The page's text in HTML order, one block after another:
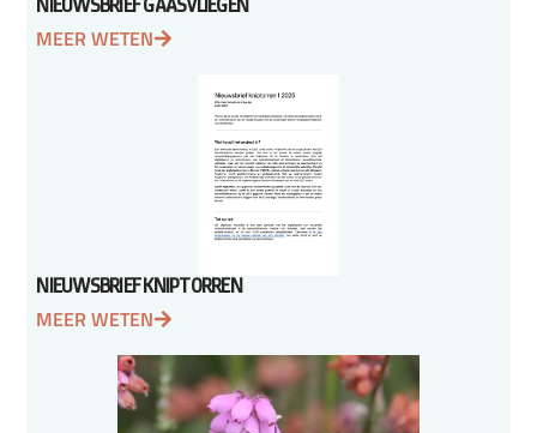
MEER WETEN
NIEUWSBRIEF KNIPTORREN
MEER WETEN